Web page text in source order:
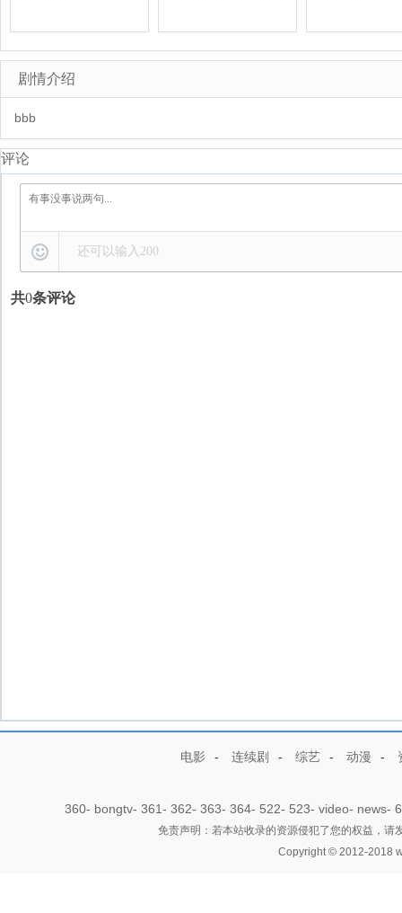
剧情介绍
bbb
评论
还可以输入 200
共0条评论
电影 - 连续剧 - 综艺 - 动漫 -
360- bongtv- 361- 362- 363- 364- 522- 523- video- news-
免责声明：若本站收录的资源侵犯了您的权益，
Copyright © 2012-2018